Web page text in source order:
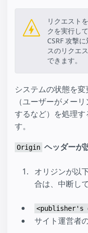
リクエスト
クを実行し
CSRF 攻撃
スのリクエ
できます。
システムの状態を
（ユーザーがメー
するなど）を処理
す。
Origin ヘッダーが
オリジンが以
合は、中断し
<publisher's
サイト運営者